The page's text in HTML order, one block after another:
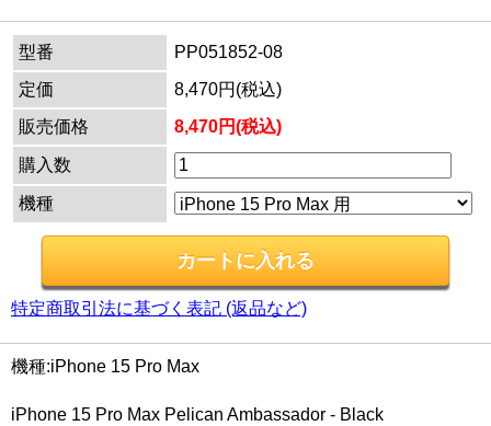
型番
PP051852-08
定価
8,470円(税込)
販売価格
8,470円(税込)
購入数
機種
特定商取引法に基づく表記 (返品など)
機種:iPhone 15 Pro Max
iPhone 15 Pro Max Pelican Ambassador - Black